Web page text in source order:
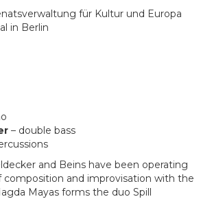
für Kultur und Europa
in Berlin
– double bass
and Beins have been operating
and improvisation with the
Mayas forms the duo Spill